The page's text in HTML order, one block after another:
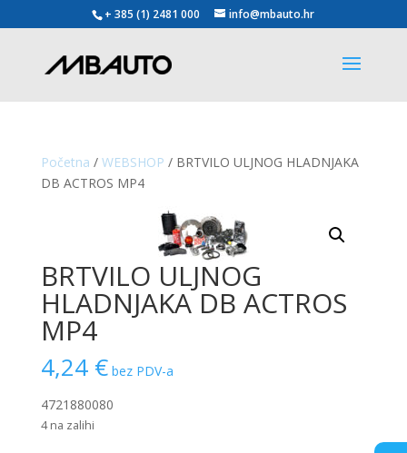
+ 385 (1) 2481 000 info@mbauto.hr
Početna / WEBSHOP / BRTVILO ULJNOG HLADNJAKA
DB ACTROS MP4
BRTVILO ULJNOG
HLADNJAKA DB ACTROS
MP4
4,24 € bez PDV-a
4721880080
4 na zalihi